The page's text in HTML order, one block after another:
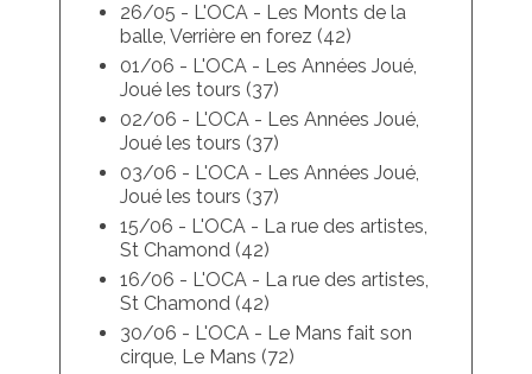
26/05 - L'OCA - Les Monts de la
balle, Verrière en forez (42)
01/06 - L'OCA - Les Années Joué,
Joué les tours (37)
02/06 - L'OCA - Les Années Joué,
Joué les tours (37)
03/06 - L'OCA - Les Années Joué,
Joué les tours (37)
15/06 - L'OCA - La rue des artistes,
St Chamond (42)
16/06 - L'OCA - La rue des artistes,
St Chamond (42)
30/06 - L'OCA - Le Mans fait son
cirque, Le Mans (72)